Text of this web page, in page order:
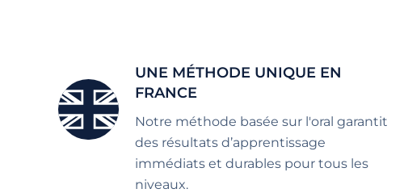
UNE MÉTHODE UNIQUE EN
FRANCE
Notre méthode basée sur l'oral garantit
des résultats d’apprentissage
immédiats et durables pour tous les
niveaux.